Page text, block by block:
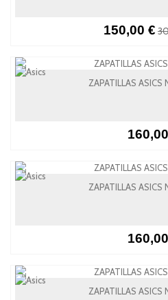
150,00 €
ZAPATILLAS ASICS
ZAPATILLAS ASICS
ZAPATILLAS ASICS